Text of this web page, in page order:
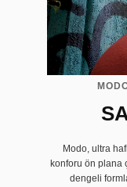
Modo, ultra
konforu ön plana
dengeli